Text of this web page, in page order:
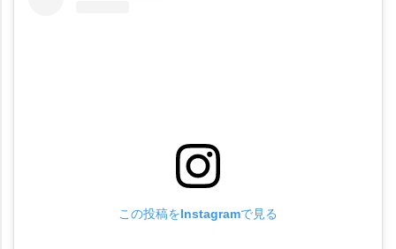
この投稿をInstagramで見る